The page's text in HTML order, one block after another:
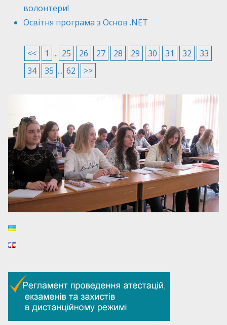
волонтери!
Освітня програма з Основ .NET
<< 1 ... 25 26 27 28 29 30 31 32
33
34
35 ... 62 >>